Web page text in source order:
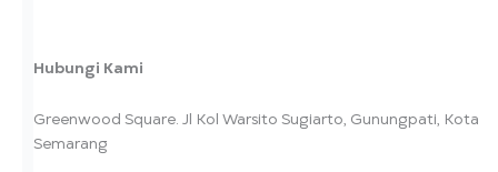
Hubungi Kami
Greenwood Square. Jl Kol Warsito Sugiarto, Gunungpati, Kota
Semarang